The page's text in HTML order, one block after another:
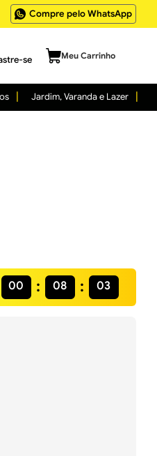
Compre pelo WhatsApp
se
Jardim, Varanda e Lazer
00 08 02